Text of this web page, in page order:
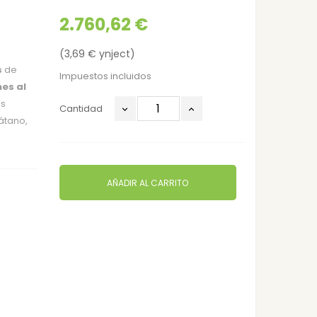
2.760,62 €
(3,69 € ynject)
Impuestos incluidos
Cantidad
AÑADIR AL CARRITO
de
al